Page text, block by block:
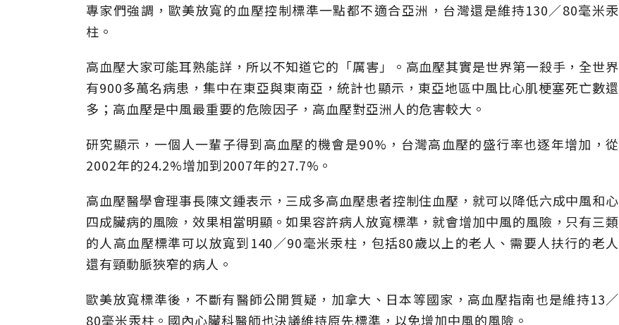
專家們強調，歐美放寬的血壓控制標準一點都不適合亞洲，台灣還是維持130／80毫米汞
柱。
高血壓大家可能耳熟能詳，所以不知道它的「厲害」。高血壓其實是世界第一殺手，全世界
有900多萬名病患，集中在東亞與東南亞，統計也顯示，東亞地區中風比心肌梗塞死亡數還
多；高血壓是中風最重要的危險因子，高血壓對亞洲人的危害較大。
研究顯示，一個人一輩子得到高血壓的機會是90%，台灣高血壓的盛行率也逐年增加，從
2002年的24.2%增加到2007年的27.7%。
高血壓醫學會理事長陳文鍾表示，三成多高血壓患者控制住血壓，就可以降低六成中風和心
四成臟病的風險，效果相當明顯。如果容許病人放寬標準，就會增加中風的風險，只有三類
的人高血壓標準可以放寬到140／90毫米汞柱，包括80歲以上的老人、需要人扶行的老人
還有頸動脈狹窄的病人。
歐美放寬標準後，不斷有醫師公開質疑，加拿大、日本等國家，高血壓指南也是維持13／
80毫米汞柱。國內心臟科醫師也決議維持原先標準，以免增加中風的風險。